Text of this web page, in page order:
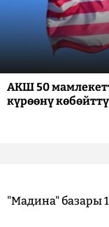
АКШ 50
күрөөнү көбөйттү
"Мадина" базары